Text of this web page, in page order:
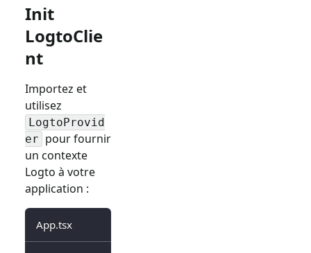
Init
LogtoClie
nt
Importez et
utilisez
LogtoProvid
er pour fournir
un contexte
Logto à votre
application :
App.tsx